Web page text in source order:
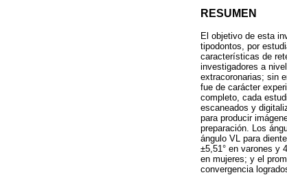
RESUMEN
El objetivo de esta
tipodontos, por
características de
investigadores a
extracoronarias; sin
fue de carácter
completo, cada
escaneados y
para producir
preparación. Los
ángulo VL para
±5,51° en varones y
en mujeres; y el
convergencia